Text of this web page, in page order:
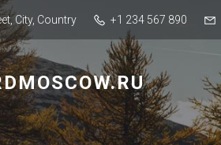
City, Country +1 234 567 890